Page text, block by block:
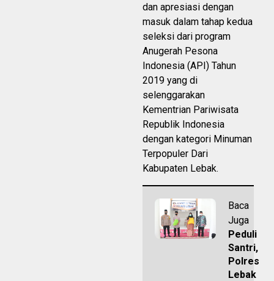
dan apresiasi dengan
masuk dalam tahap kedua
seleksi dari program
Anugerah Pesona
Indonesia (API) Tahun
2019 yang di
selenggarakan
Kementrian Pariwisata
Republik Indonesia
dengan kategori Minuman
Terpopuler Dari
Kabupaten Lebak.
Baca
Juga
Peduli
Santri,
Polres
Lebak